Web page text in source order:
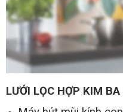
LƯỚI LỌC HỢP KIM